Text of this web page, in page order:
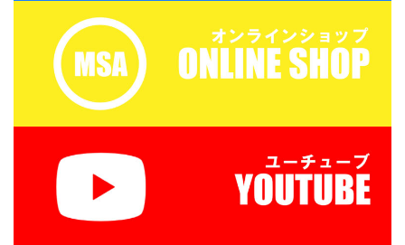
１ー３年生 １６：３０－
１７：２０ 定員１２名程
度 最少催行人数６ ...